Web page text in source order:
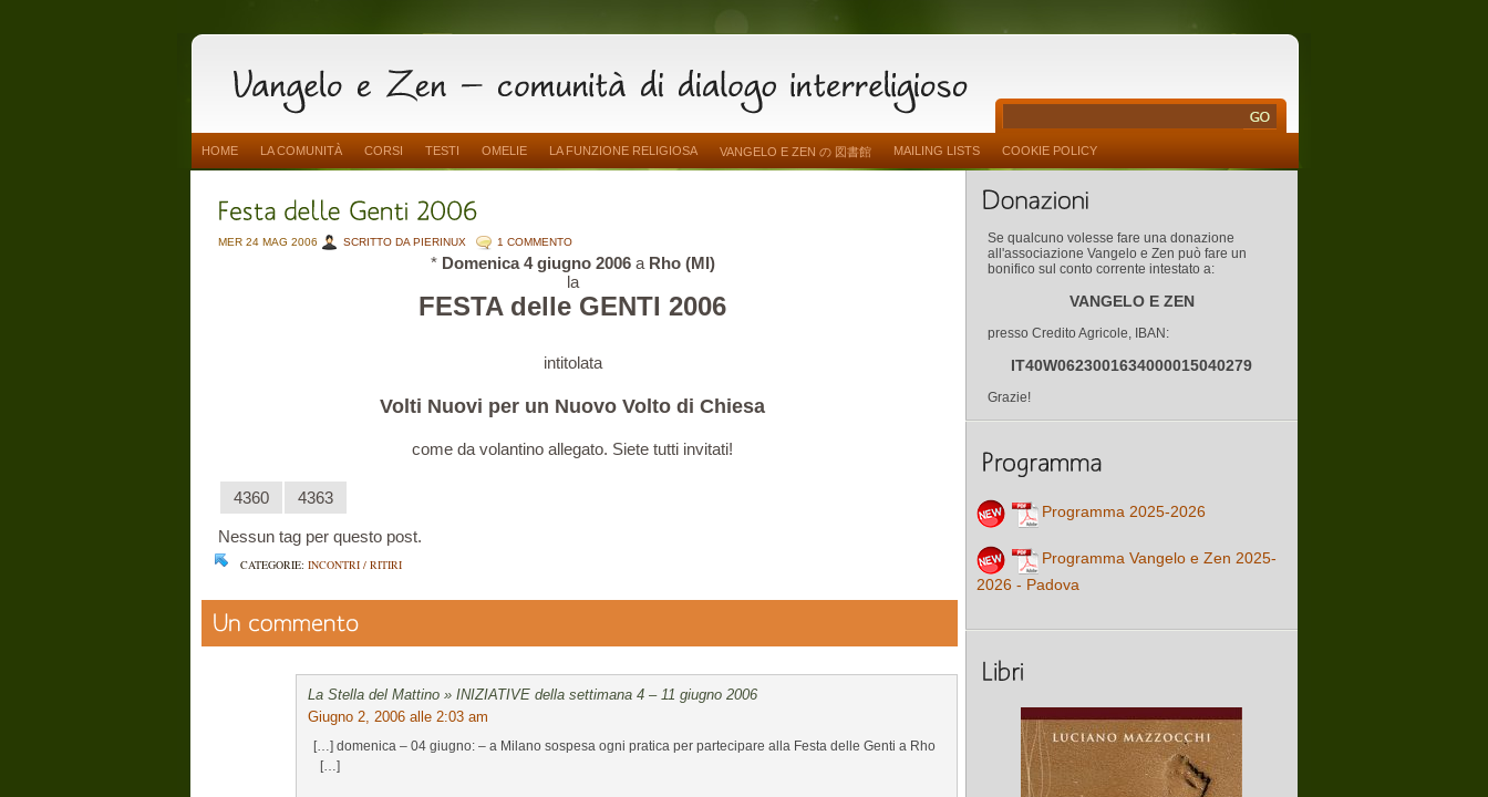
HOME LA COMUNITÀ CORSI TESTI OMELIE LA FUNZIONE RELIGIOSA VANGELO E ZEN の 図書館 MAILING LISTS COOKIE POLICY
MER 24 MAG 2006 SCRITTO DA PIERINUX 1 COMMENTO
* Domenica 4 giugno 2006a Rho (MI)
la
FESTA delle GENTI 2006
intitolata
Volti Nuovi per un Nuovo Volto di Chiesa
come da volantino allegato. Siete tutti invitati!
4360 4363
Nessun tag per questo post.
CATEGORIE: INCONTRI / RITIRI
La Stella del Mattino » INIZIATIVE della settimana 4 – 11 giugno 2006
Giugno 2, 2006 alle 2:03 am
[…] domenica – 04 giugno: – a Milano sospesa ogni pratica per partecipare alla Festa delle Genti a Rho
[…]
Se qualcuno volesse fare una donazione
all'associazione Vangelo e Zen può fare un
bonifico sul conto corrente intestato a:
VANGELO E ZEN
presso Credito Agricole, IBAN:
IT40W0623001634000015040279
Grazie!
Programma 2025-2026
Programma Vangelo e Zen 2025-
2026 - Padova